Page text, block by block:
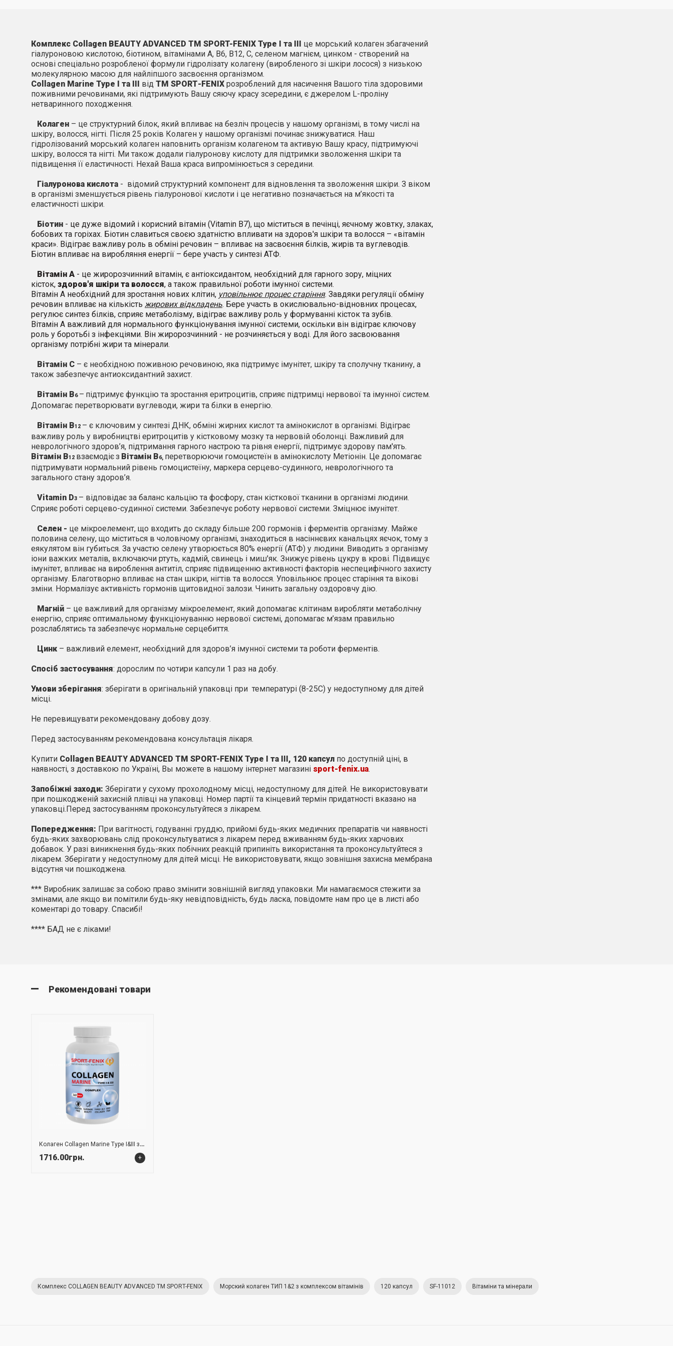
Комплекс Collagen BEAUTY ADVANCED ТМ SPORT-FENIX Type I та III це морський колаген збагачений
гіалуроновою кислотою, біотином, вітамінами А, В6, В12, С, селеном магнієм, цинком - створений на
основі спеціально розробленої формули гідролізату колагену (виробленого зі шкіри лосося) з низькою
молекулярною масою для найліпшого засвоєння організмом.
Collagen Marine Type I та III від ТМ SPORT-FENIX розроблений для насичення Вашого тіла здоровими
поживними речовинами, які підтримують Вашу сяючу красу зсередини, є джерелом L-проліну
нетваринного походження.
Колаген – це структурний білок, який впливає на безліч процесів у нашому організмі, в тому числі на
шкіру, волосся, нігті. Після 25 років Колаген у нашому організмі починає знижуватися. Наш
гідролізований морський колаген наповнить організм колагеном та активую Вашу красу, підтримуючі
шкіру, волосся та нігті. Ми також додали гіалуронову кислоту для підтримки зволоження шкіри та
підвищення її еластичності. Нехай Ваша краса випромінюється з середини.
Гіалуронова кислота - відомий структурний компонент для відновлення та зволоження шкіри. З віком
в організмі зменшується рівень гіалуронової кислоти і це негативно позначається на м’якості та
еластичності шкіри.
Біотин - це дуже відомий і корисний вітамін (Vitamin В7), що міститься в печінці, яєчному жовтку, злаках,
бобових та горіхах. Біотин славиться своєю здатністю впливати на здоров'я шкіри та волосся – «вітамін
краси». Відіграє важливу роль в обміні речовин – впливає на засвоєння білків, жирів та вуглеводів.
Біотин впливає на виробляння енергії – бере участь у синтезі АТФ.
Вітамін A - це жиророзчинний вітамін, є антіоксидантом, необхідний для гарного зору, міцних
кісток, здоров'я шкіри та волосся, а також правильної роботи імунної системи.
Вітамін А необхідний для зростання нових клітин, уповільнює процес старіння. Завдяки регуляції обміну
речовин впливає на кількість жирових відкладень. Бере участь в окислювально-відновних процесах,
регулює синтез білків, сприяє метаболізму, відіграє важливу роль у формуванні кісток та зубів.
Вітамін А важливий для нормального функціонування імунної системи, оскільки він відіграє ключову
роль у боротьбі з інфекціями. Він жиророзчинний - не розчиняється у воді. Для його засвоювання
організму потрібні жири та мінерали.
Вітамін С – є необхідною поживною речовиною, яка підтримує імунітет, шкіру та сполучну тканину, а
також забезпечує антиоксидантний захист.
Вітамін В6 – підтримує функцію та зростання еритроцитів, сприяє підтримці нервової та імунної систем.
Допомагає перетворювати вуглеводи, жири та білки в енергію.
Вітамін В12 – є ключовим у синтезі ДНК, обміні жирних кислот та амінокислот в організмі. Відіграє
важливу роль у виробництві еритроцитів у кістковому мозку та нервовій оболонці. Важливий для
неврологічного здоров’я, підтримання гарного настрою та рівня енергії, підтримує здорову пам'ять.
Вітамін В12 взаємодієз Вітамін В6, перетворюючи гомоцистеїн в амінокислоту Метіонін. Це допомагає
підтримувати нормальний рівень гомоцистеїну, маркера серцево-судинного, неврологічного та
загального стану здоров’я.
Vitamin D3 – відповідає за баланс кальцію та фосфору, стан кісткової тканини в організмі людини.
Сприяє роботі серцево-судинної системи. Забезпечує роботу нервової системи. Зміцнює імунітет.
Селен - це мікроелемент, що входить до складу більше 200 гормонів і ферментів організму. Майже
половина селену, що міститься в чоловічому організмі, знаходиться в насіннєвих канальцях яєчок, тому з
еякулятом він губиться. За участю селену утворюється 80% енергії (АТФ) у людини. Виводить з організму
іони важких металів, включаючи ртуть, кадмій, свинець і миш'як. Знижує рівень цукру в крові. Підвищує
імунітет, впливає на вироблення антитіл, сприяє підвищенню активності факторів неспецифічного захисту
організму. Благотворно впливає на стан шкіри, нігтів та волосся. Уповільнює процес старіння та вікові
зміни. Нормалізує активність гормонів щитовидної залози. Чинить загальну оздоровчу дію.
Магній – це важливий для організму мікроелемент, який допомагає клітинам виробляти метаболічну
енергію, сприяє оптимальному функціонуванню нервової системі, допомагає м’язам правильно
розслаблятись та забезпечує нормальне серцебиття.
Цинк – важливий елемент, необхідний для здоров’я імунної системи та роботи ферментів.
Спосіб застосування: дорослим по чотири капсули 1 раз на добу.
Умови зберігання: зберігати в оригінальній упаковці при температурі (8-25С) у недоступному для дітей
місці.
Не перевищувати рекомендовану добову дозу.
Перед застосуванням рекомендована консультація лікаря.
Купити Collagen BEAUTY ADVANCED ТМ SPORT-FENIX Type I та III, 120 капсул по доступній ціні, в
наявності, з доставкою по Україні, Вы можете в нашому інтернет магазині sport-fenix.ua.
Запобіжні заходи: Зберігати у сухому прохолодному місці, недоступному для дітей. Не використовувати
при пошкодженій захисній плівці на упаковці. Номер партії та кінцевий термін придатності вказано на
упаковці.Перед застосуванням проконсультуйтеся з лікарем.
Попередження: При вагітності, годуванні груддю, прийомі будь-яких медичних препаратів чи наявності
будь-яких захворювань слід проконсультуватися з лікарем перед вживанням будь-яких харчових
добавок. У разі виникнення будь-яких побічних реакцій припиніть використання та проконсультуйтеся з
лікарем. Зберігати у недоступному для дітей місці. Не використовувати, якщо зовнішня захисна мембрана
відсутня чи пошкоджена.
*** Виробник залишає за собою право змінити зовнішній вигляд упаковки. Ми намагаємося стежити за
змінами, але якщо ви помітили будь-яку невідповідність, будь ласка, повідомте нам про це в листі або
коментарі до товару. Спасибі!
**** БАД не є ліками!
Рекомендовані товари
Колаген Collagen Marine Type I&III з комплексом вітамінів, ТМ SPORT-FENIX, 360 капсул
1716.00грн. +
Комплекс COLLAGEN BEAUTY ADVANCED TM SPORT-FENIX Морский колаген ТИП 1&2 з комплексом вітамінів 120 капсул SF-11012 Вітаміни та мінерали